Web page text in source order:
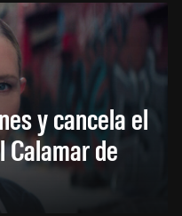
y cancela el
Calamar de